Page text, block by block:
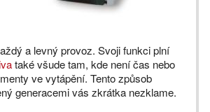
a levný provoz. Svoji funkci plní
také všude tam, kde není čas nebo
ve vytápění. Tento způsob
generacemi vás zkrátka nezklame.